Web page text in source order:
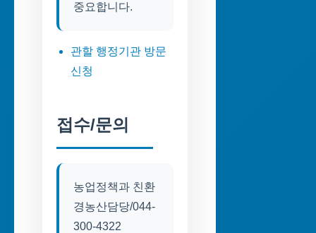
중요합니다.
관할 행정기관 방문
신청
접수/문의
농업정책과 친환
경농산담당/044-
300-4322